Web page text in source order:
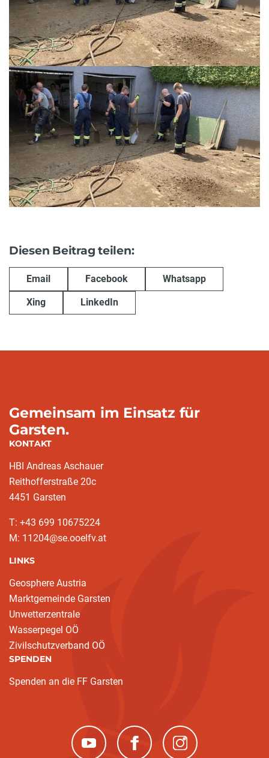
Diesen Beitrag teilen:
Email Facebook Whatsapp
Xing LinkedIn
Gemeinsam im Einsatz für
Garsten.
KONTAKT
HBI Andreas Aschauer
Reithofferstraße 20c
4451 Garsten
T: ‭+43 699 10675224‬
M: 11204@se.ooelfv.at
LINKS
Geosphere Austria
Marktgemeinde Garsten
Unwetterzentrale
Wasserpegel OÖ
Zivilschutzverband OÖ
SPENDEN
Spenden an die FF Garsten
(neues Fenster)(neues Fenster)(neues Fenster)